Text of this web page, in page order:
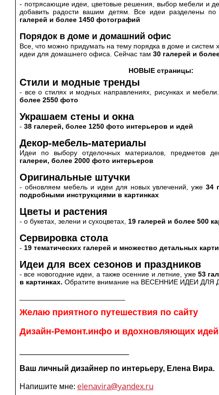
- потрясающие идеи, цветовые решения, выбор мебели и
добавить радости вашим детям. Все идеи разделены
галерей и более 1450 фотографий
Порядок в доме и домашний офис
Все, что можно придумать на тему порядка в доме и систем
идеи для домашнего офиса. Сейчас там 30 галерей и
НОВЫЕ страницы:
Стили и модные тренды
- все о стилях и модных направлениях, рисунках и
более 2550 фото
Украшаем стены и окна
- 38 галерей, более 1250 фото интерьеров и идей
Декор-мебель-материалы
Идеи по выбору отделочных материалов, предметов
галереи, более 2000 фото интерьеров
Оригинальные штучки
- обновляем мебель и идеи для новых увлечений, уже34
подробными инструкциями в картинках
Цветы и растения
- о букетах, зелени и сухоцветах, 19 галерей и более 500
Сервировка стола
- 19 тематических галерей и множество детальных
Идеи для всех сезонов и праздников
- все новогодние идеи, а также осенние и летние, уже 53
в картинках. Обратите внимание на ВЕСЕННИЕ ИДЕИ ДЛЯ
Желаю приятного путешествия по сайту
Дизайн-Ремонт.инфо и вдохновляющих идей
Ваш личный дизайнер по интерьеру, Елена Вира.
Напишите мне: elenavira@yandex.ru